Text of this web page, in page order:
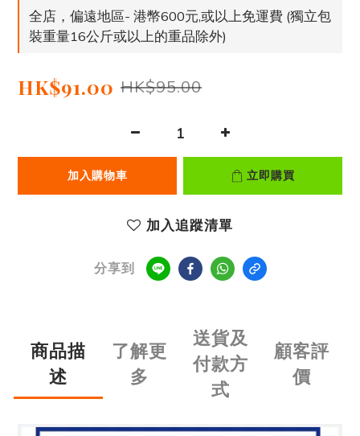
全店，偏遠地區- 港幣600元,或以上免運費 (獨立包
裝重量16公斤或以上的重品除外)
HK$91.00 HK$95.00
加入購物車 立即購買
加入追蹤清單
分享到
商品描
述
了解更
多
送貨及
付款方
式
顧客評
價